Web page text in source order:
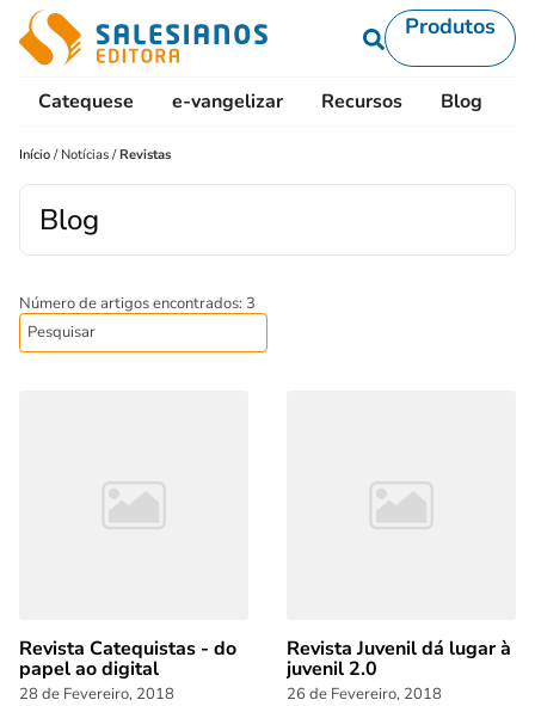
Produtos
Catequese e-vangelizar Recursos Blog
Início / Notícias /Revistas
Blog
Número de artigos encontrados: 3
Revista Catequistas - do
papel ao digital
28 de Fevereiro, 2018
Revista Juvenil dá lugar à
juvenil 2.0
26 de Fevereiro, 2018